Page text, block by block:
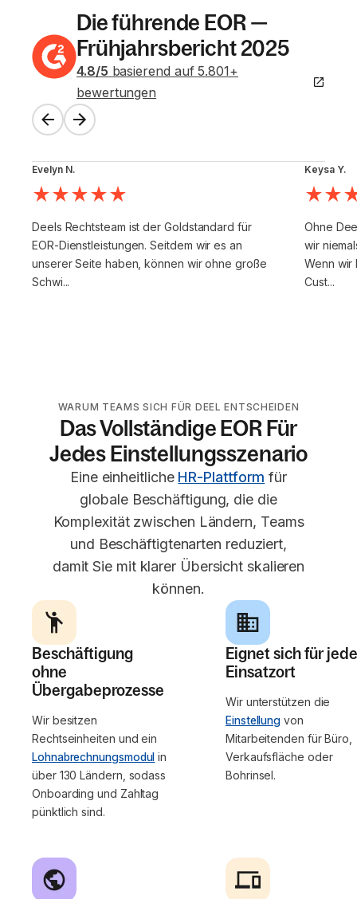
Die führende EOR —
Frühjahrsbericht 2025
4.8/5 basierend auf 5.801+
bewertungen
Evelyn N.
Deels Rechtsteam ist der Goldstandard für
EOR-Dienstleistungen. Seitdem wir es an
unserer Seite haben, können wir ohne große
Schwi...
Keysa Y.
Ohne
wir
Wenn wir
Cust...
WARUM TEAMS SICH FÜR DEEL ENTSCHEIDEN
Das Vollständige EOR Für
Jedes Einstellungsszenario
Eine einheitliche HR-Plattform für
globale Beschäftigung, die die
Komplexität zwischen Ländern, Teams
und Beschäftigtenarten reduziert,
damit Sie mit klarer Übersicht skalieren
können.
Beschäftigung
ohne
Übergabeprozesse
Wir besitzen
Rechtseinheiten und ein
Lohnabrechnungsmodul in
über 130 Ländern, sodass
Onboarding und Zahltag
pünktlich sind.
Eignet sich für
Einsatzort
Wir unterstützen die
Einstellung von
Mitarbeitenden für Büro,
Verkaufsfläche oder
Bohrinsel.